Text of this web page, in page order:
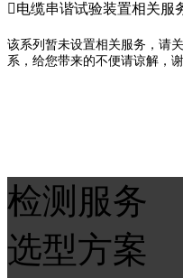
电缆串谐试验装置相关服
该系列暂未设置相关服务，请
系，给您带来的不便请谅解，谢
检测服务
选型方案